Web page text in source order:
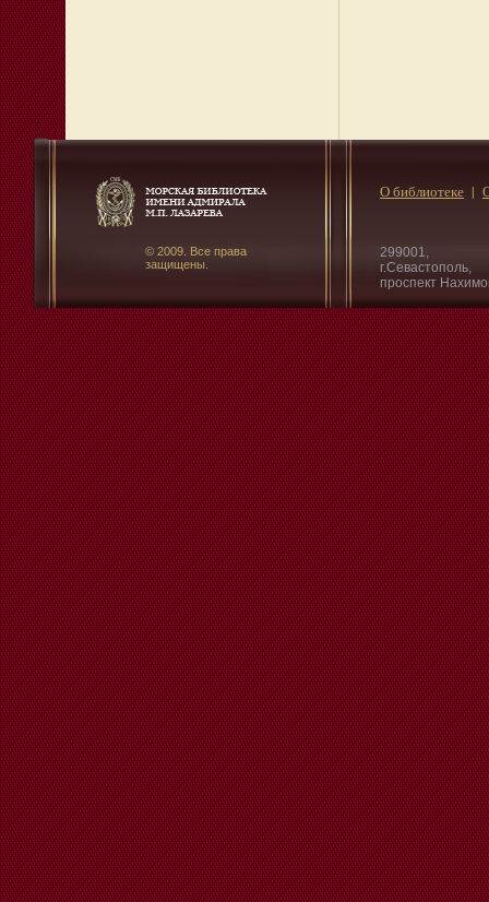
© 2009. Все права
защищены.
299001,
г.Севастополь,
проспект
О библиотеке